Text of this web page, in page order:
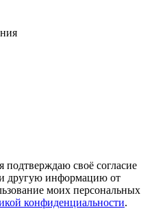
своё согласие
и другую информацию от
моих персональных
конфиденциальности.